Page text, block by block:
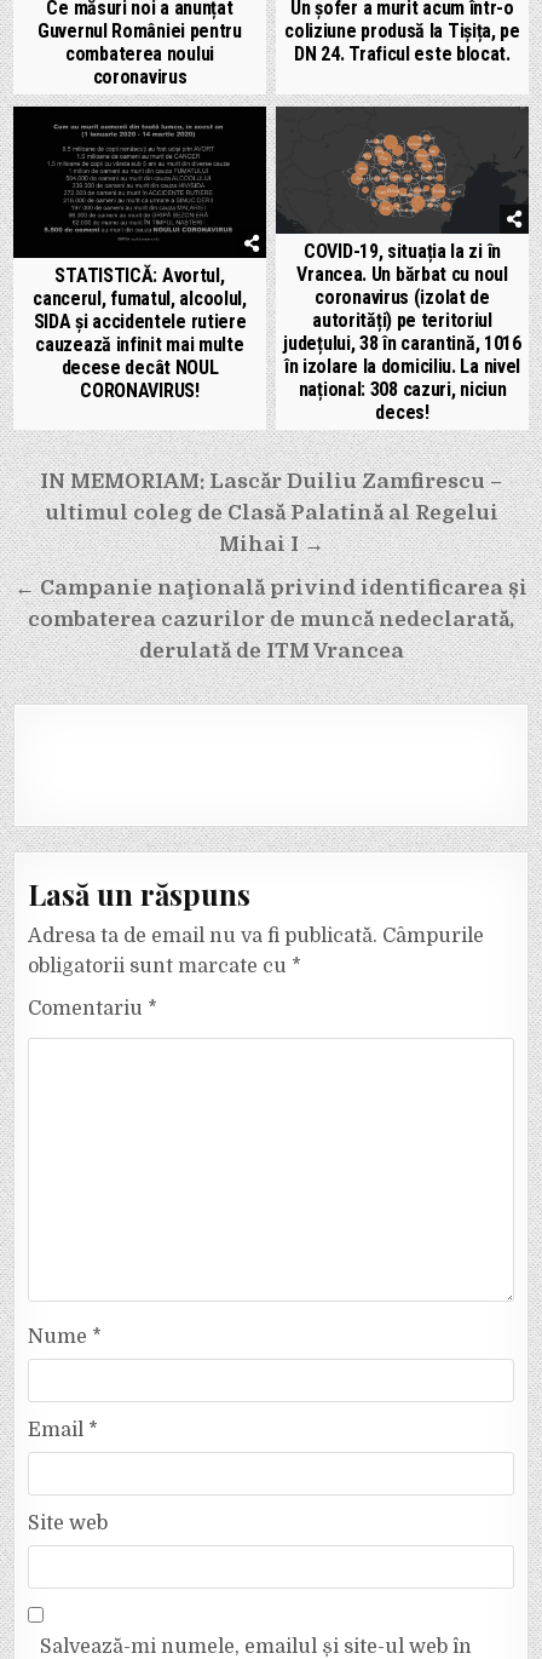
Ce măsuri noi a anunțat
Guvernul României pentru
combaterea noului
coronavirus
Un șofer a murit acum într-o
coliziune produsă la Tișița, pe
DN 24. Traficul este blocat.
STATISTICĂ: Avortul,
cancerul, fumatul, alcoolul,
SIDA și accidentele rutiere
cauzează infinit mai multe
decese decât NOUL
CORONAVIRUS!
COVID-19, situația la zi în
Vrancea. Un bărbat cu noul
coronavirus (izolat de
autorități) pe teritoriul
județului, 38 în carantină, 1016
în izolare la domiciliu. La nivel
național: 308 cazuri, niciun
deces!
Navigare
în
articole
IN MEMORIAM: Lascăr Duiliu Zamfirescu –
ultimul coleg de Clasă Palatină al Regelui
Mihai I →
← Campanie naţională privind identificarea și
combaterea cazurilor de muncă nedeclarată,
derulată de ITM Vrancea
Lasă un răspuns
Adresa ta de email nu va fi publicată. Câmpurile
obligatorii sunt marcate cu *
Comentariu *
Nume *
Email *
Site web
Salvează-mi numele, emailul și site-ul web în